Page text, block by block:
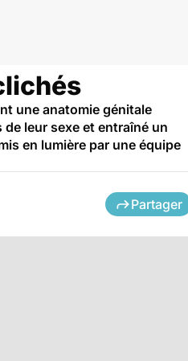
une anatomie génitale
leur sexe et entraîné un
en lumière par une équipe
Partager